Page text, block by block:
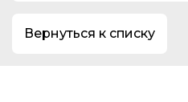
Вернуться к списку